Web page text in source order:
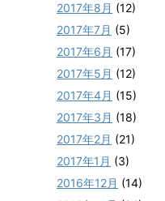
2017年8月 (12)
2017年7月 (5)
2017年6月 (17)
2017年5月 (12)
2017年4月 (15)
2017年3月 (18)
2017年2月 (21)
2017年1月 (3)
2016年12月 (14)